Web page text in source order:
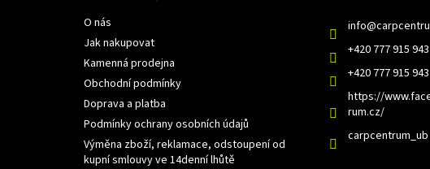
O nás
Jak nakupovat
Kamenná prodejna
Obchodní podmínky
Doprava a platba
Podmínky ochrany osobních údajů
Výměna zboží, reklamace, odstoupení od
kupní smlouvy ve 14denní lhůtě
info@
+420 777 915 943
+420 777 915 943
https://
rum.cz/
carpcentrum_ub